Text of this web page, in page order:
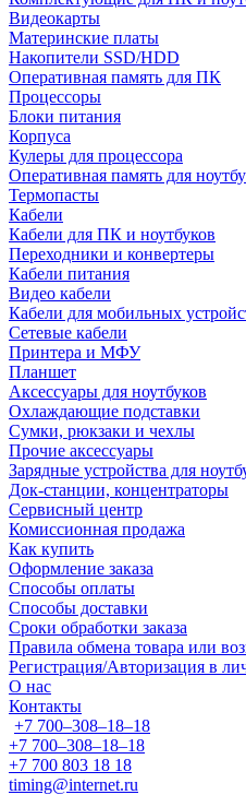
Видеокарты
Материнские платы
Накопители SSD/HDD
Оперативная память для ПК
Процессоры
Блоки питания
Корпуса
Кулеры для процессора
Оперативная память для
Термопасты
Кабели
Кабели для ПК и ноутбуков
Переходники и конвертеры
Кабели питания
Видео кабели
Кабели для мобильных
Сетевые кабели
Принтера и МФУ
Планшет
Аксессуары для ноутбуков
Охлаждающие подставки
Сумки, рюкзаки и чехлы
Прочие аксессуары
Зарядные устройства для
Док-станции, концентраторы
Сервисный центр
Комиссионная продажа
Как купить
Оформление заказа
Способы оплаты
Способы доставки
Сроки обработки заказа
Правила обмена товара или
Регистрация/Авторизация в
О нас
Контакты
+7 700‒308‒18‒18
+7 700‒308‒18‒18
+7 700 803 18 18
timing@internet.ru